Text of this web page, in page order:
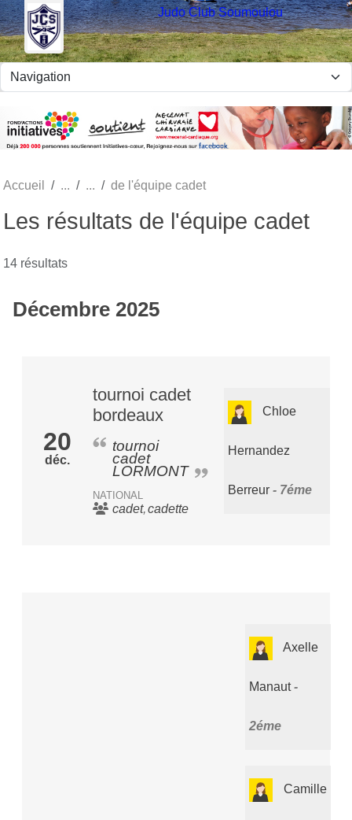
Judo Club Soumoulou
Accueil de l'équipe cadet
Les résultats de l'équipe cadet
14 résultats
Décembre 2025
20
déc.
tournoi cadet
bordeaux
tournoi
cadet
LORMONT
NATIONAL
cadet cadette
Chloe
Hernandez
Berreur 7éme
Axelle
Manaut
2éme
Camille
Panneau de gestion des cookies